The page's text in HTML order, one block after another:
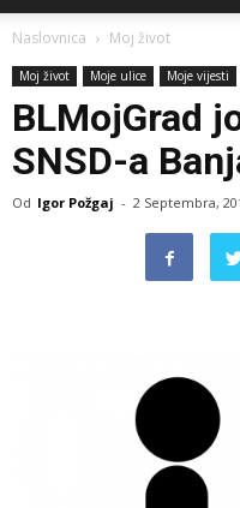
Naslovnica Moj život
Moj život Moje ulice Moje vijesti
BLMojGrad
SNSD-a
Od Igor Požgaj - 2 Septembra,